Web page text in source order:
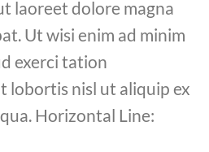
laoreet dolore magna
Ut wisi enim ad minim
exerci tation
lobortis nisl ut aliquip ex
Horizontal Line: